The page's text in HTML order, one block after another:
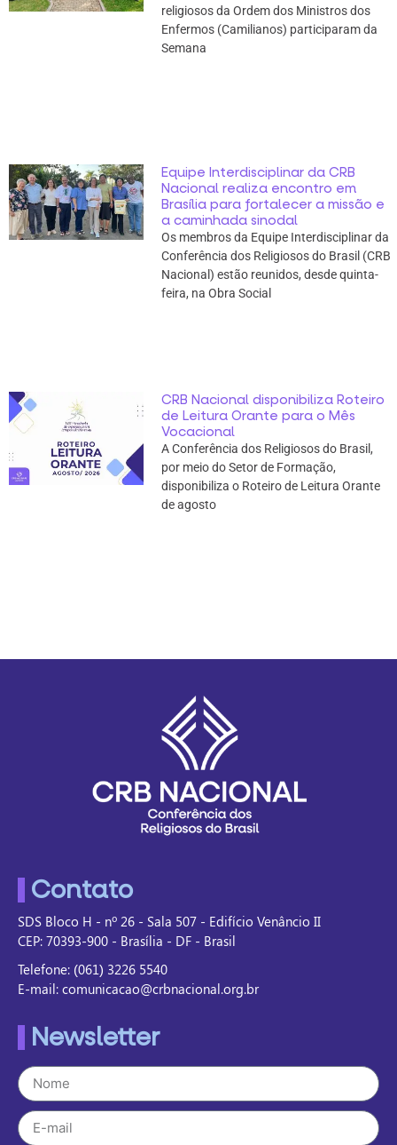
religiosos da Ordem dos Ministros dos
Enfermos (Camilianos) participaram da
Semana
Equipe Interdisciplinar da CRB
Nacional realiza encontro em
Brasília para fortalecer a missão e
a caminhada sinodal
Os membros da Equipe Interdisciplinar da
Conferência dos Religiosos do Brasil (CRB
Nacional) estão reunidos, desde quinta-
feira, na Obra Social
CRB Nacional disponibiliza Roteiro
de Leitura Orante para o Mês
Vocacional
A Conferência dos Religiosos do Brasil,
por meio do Setor de Formação,
disponibiliza o Roteiro de Leitura Orante
de agosto
Contato
SDS Bloco H - nº 26 - Sala 507 - Edifício Venâncio II
CEP: 70393-900 - Brasília - DF - Brasil
Telefone: (061) 3226 5540
E-mail: comunicacao@crbnacional.org.br
Newsletter